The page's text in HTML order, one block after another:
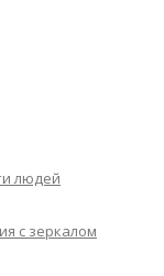
людей
с зеркалом